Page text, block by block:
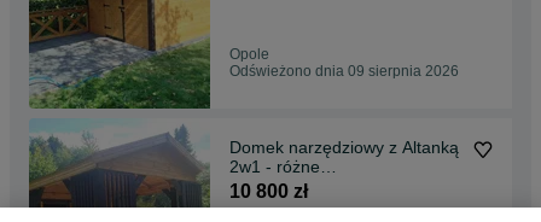
Opole
Odświeżono dnia 09 sierpnia 2026
Domek narzędziowy z Altanką
2w1 - różne
rozmiary/Altana/Wiata/Garaż
10 800 zł